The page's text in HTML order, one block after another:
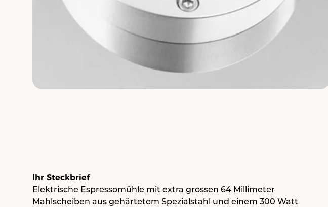
Ihr Steckbrief
Elektrische Espressomühle mit extra grossen 64 Millimeter
Mahlscheiben aus gehärtetem Spezialstahl und einem 300 Watt